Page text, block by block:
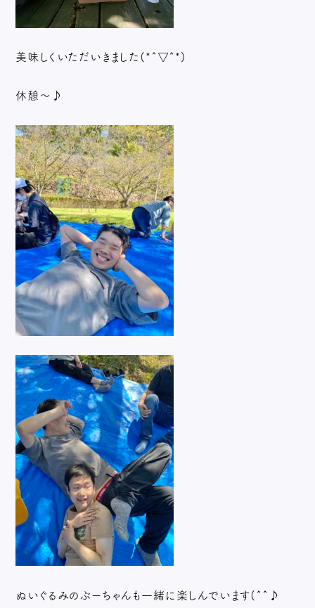
美味しくいただいきました(*^▽^*)
休憩～♪
ぬいぐるみのぶーちゃんも一緒に楽しんでいます(^^♪